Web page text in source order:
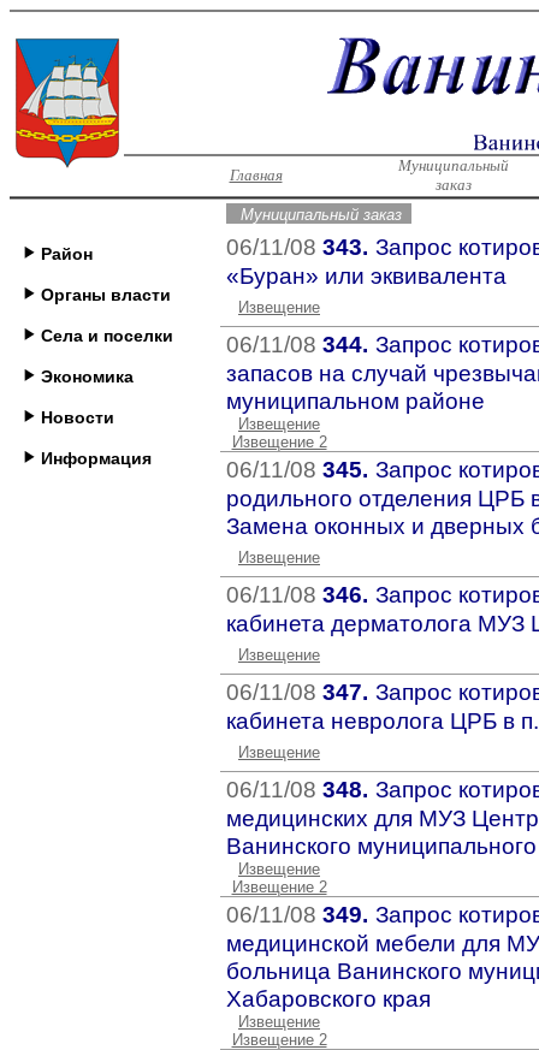
Главная
Муниципальный
заказ
Район
Органы власти
Села и поселки
Экономика
Новости
Информация
Муниципальный заказ
06/11/08 343. Запрос
«Буран» или эквивалента
Извещение
06/11/08 344. Запрос
запасов на случай
муниципальном районе
Извещение
Извещение 2
06/11/08 345. Запрос
родильного отделения ЦРБ
Замена оконных и дверных
Извещение
06/11/08 346. Запрос
кабинета дерматолога МУЗ
Извещение
06/11/08 347. Запрос
кабинета невролога ЦРБ в
Извещение
06/11/08 348. Запрос
медицинских для МУЗ
Ванинского
Извещение
Извещение 2
06/11/08 349. Запрос
медицинской мебели для
больница Ванинского
Хабаровского края
Извещение
Извещение 2